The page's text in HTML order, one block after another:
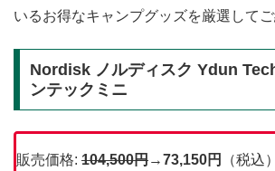
いるお得なキャンプグッズを厳選してご
Nordisk ノルディスク Ydun
ンテックミニ
販売価格: 104,500円→73,150円 （税込